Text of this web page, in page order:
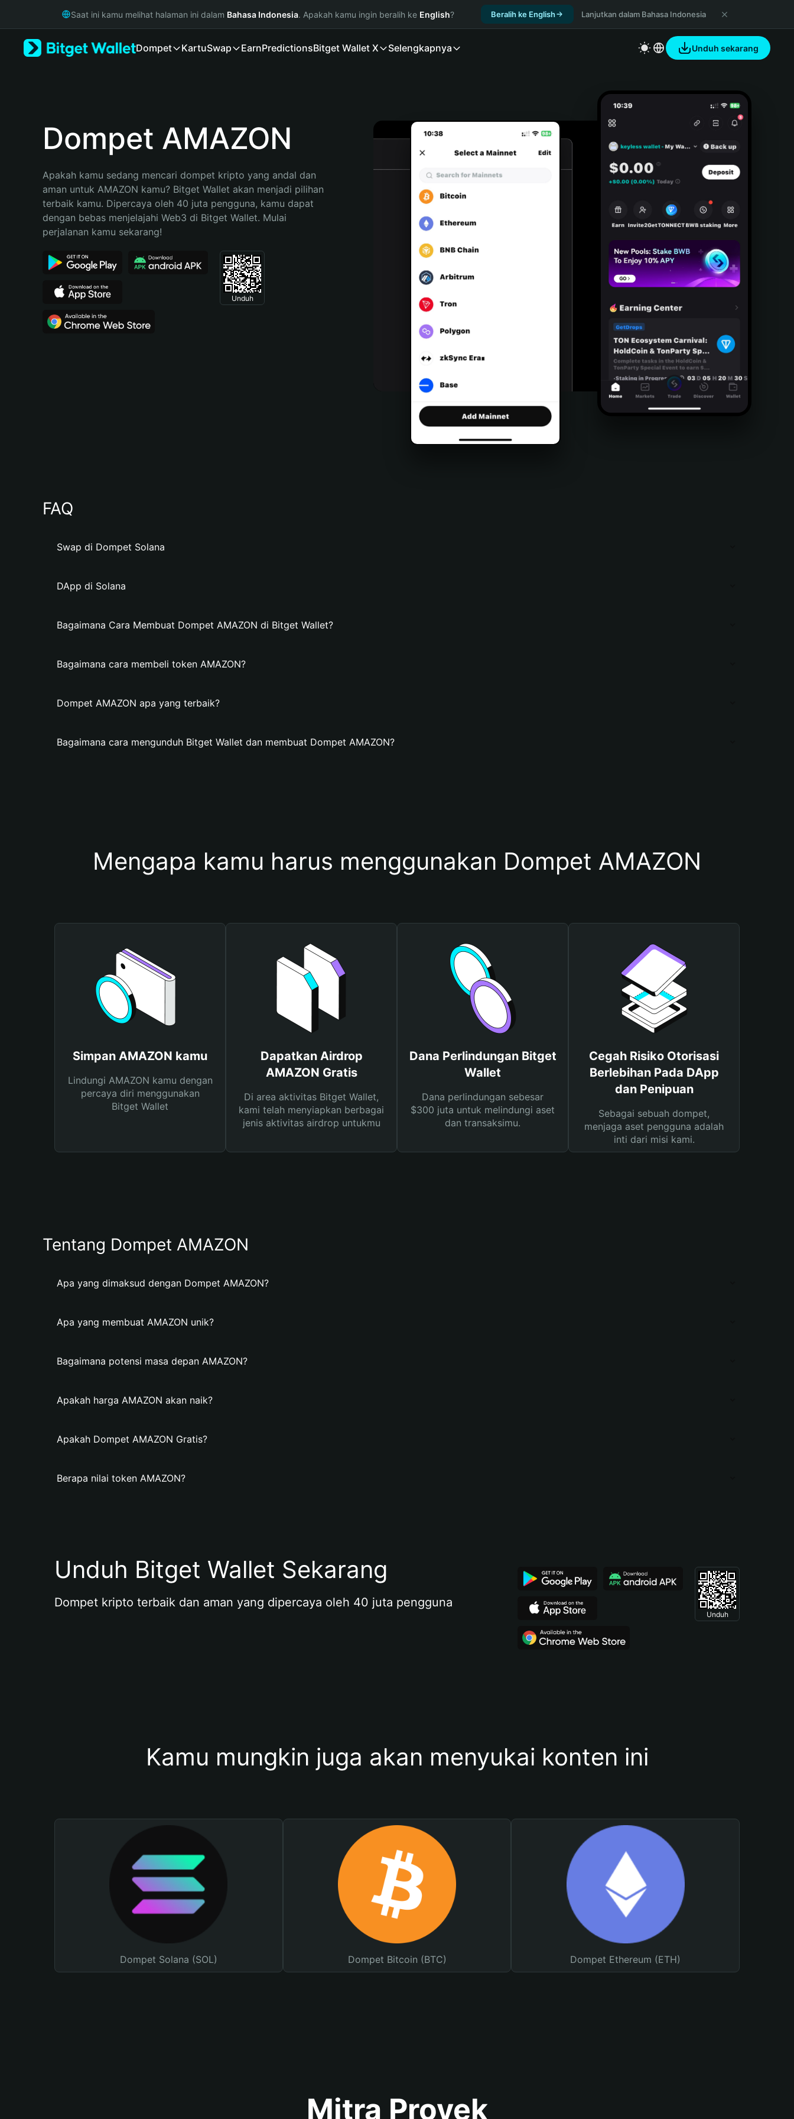
Русский
Bahasa Indonesia
Español (Argentina)
Saat ini kamu melihat halaman ini dalam Bahasa Indonesia. Apakah kamu ingin beralih ke English? Beralih ke English Lanjutkan dalam Bahasa Indonesia
Dompet KartuSwap EarnPredictionsBitget Wallet X Selengkapnya Unduh sekarang
Dompet AMAZON
Apakah kamu sedang mencari dompet kripto yang andal dan
aman untuk AMAZON kamu? Bitget Wallet akan menjadi pilihan
terbaik kamu. Dipercaya oleh 40 juta pengguna, kamu dapat
dengan bebas menjelajahi Web3 di Bitget Wallet. Mulai
perjalanan kamu sekarang!
Unduh
FAQ
Swap di Dompet Solana
DApp di Solana
Bagaimana Cara Membuat Dompet AMAZON di Bitget Wallet?
Bagaimana cara membeli token AMAZON?
Dompet AMAZON apa yang terbaik?
Bagaimana cara mengunduh Bitget Wallet dan membuat Dompet AMAZON?
Mengapa kamu harus menggunakan Dompet AMAZON
Simpan AMAZON kamu
Lindungi AMAZON kamu dengan
percaya diri menggunakan
Bitget Wallet
Dapatkan Airdrop
AMAZON Gratis
Di area aktivitas Bitget Wallet,
kami telah menyiapkan berbagai
jenis aktivitas airdrop untukmu
Dana Perlindungan Bitget
Wallet
Dana perlindungan sebesar
$300 juta untuk melindungi aset
dan transaksimu.
Cegah Risiko Otorisasi
Berlebihan Pada DApp
dan Penipuan
Sebagai sebuah dompet,
menjaga aset pengguna adalah
inti dari misi kami.
Tentang Dompet AMAZON
Apa yang dimaksud dengan Dompet AMAZON?
Apa yang membuat AMAZON unik?
Bagaimana potensi masa depan AMAZON?
Apakah harga AMAZON akan naik?
Apakah Dompet AMAZON Gratis?
Berapa nilai token AMAZON?
Unduh Bitget Wallet Sekarang
Dompet kripto terbaik dan aman yang dipercaya oleh 40 juta pengguna
Unduh
Kamu mungkin juga akan menyukai konten ini
Dompet Solana (SOL) Dompet Bitcoin (BTC) Dompet Ethereum (ETH)
Mitra Proyek